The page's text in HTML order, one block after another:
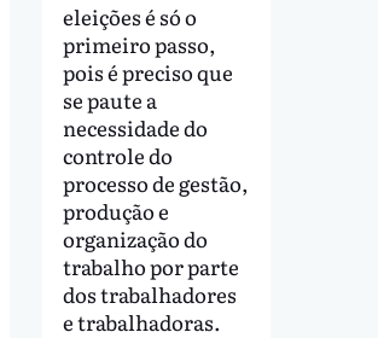
eleições é só o
primeiro passo,
pois é preciso que
se paute a
necessidade do
controle do
processo de gestão,
produção e
organização do
trabalho por parte
dos trabalhadores
e trabalhadoras.